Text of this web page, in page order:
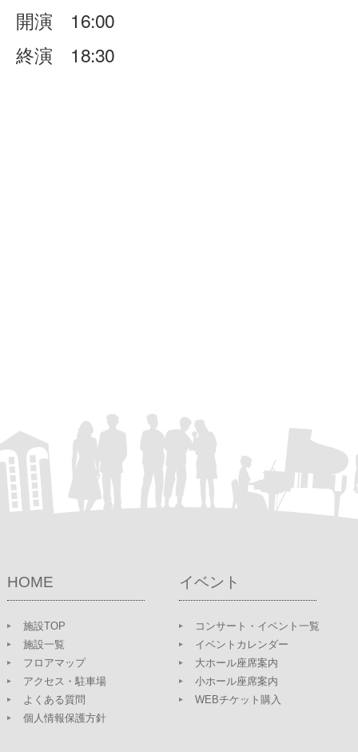
開演 16:00
終演 18:30
HOME
施設TOP
施設一覧
フロアマップ
アクセス・駐車場
よくある質問
個人情報保護方針
イベント
コンサート・イベント一覧
イベントカレンダー
大ホール座席案内
小ホール座席案内
WEBチケット購入